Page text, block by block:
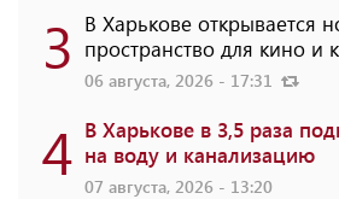
3 В Харькове открывается
пространство для кино и
06 августа, 2026 - 17:31
4 В Харькове в 3,5 раза
на воду и канализацию
07 августа, 2026 - 13:20